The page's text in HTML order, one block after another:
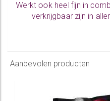
Werkt ook heel fijn in
verkrijgbaar zijn in
Aanbevolen producten